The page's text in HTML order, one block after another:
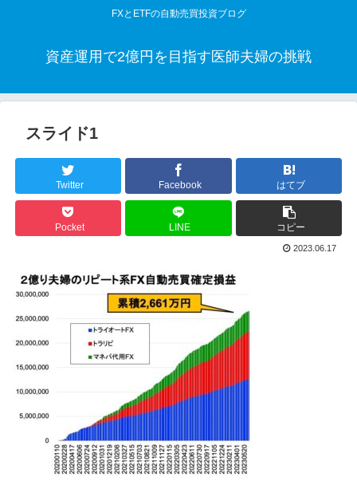
FXとETFの自動売買投資ブログ
資産運用で2億円を目指す医師夫婦の挑戦
スライド1
Twitter Facebook はてブ
Pocket LINE コピー
2023.06.17